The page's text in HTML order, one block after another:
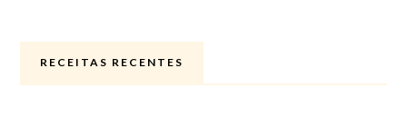
RECEITAS RECENTES